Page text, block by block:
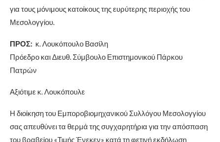
για τους μόνιμους κατοίκους της ευρύτερης περιοχής του
Μεσολογγίου.
ΠΡΟΣ: κ. Λουκόπουλο Βασίλη
Πρόεδρο και Διευθ. Σύμβουλο Επιστημονικού Πάρκου
Πατρών
Αξιότιμε κ. Λουκόπουλε
Η διοίκηση του Εμποροβιομηχανικού Συλλόγου Μεσολογγίου
σας απευθύνει τα θερμά της συγχαρητήρια για την απόσπαση
του βραβείου «Τιμής Ένεκεν» κατά τη φετινή εκδήλωση